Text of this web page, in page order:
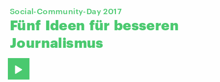
Social-Community-Day 2017
Fünf Ideen für besseren
Journalismus